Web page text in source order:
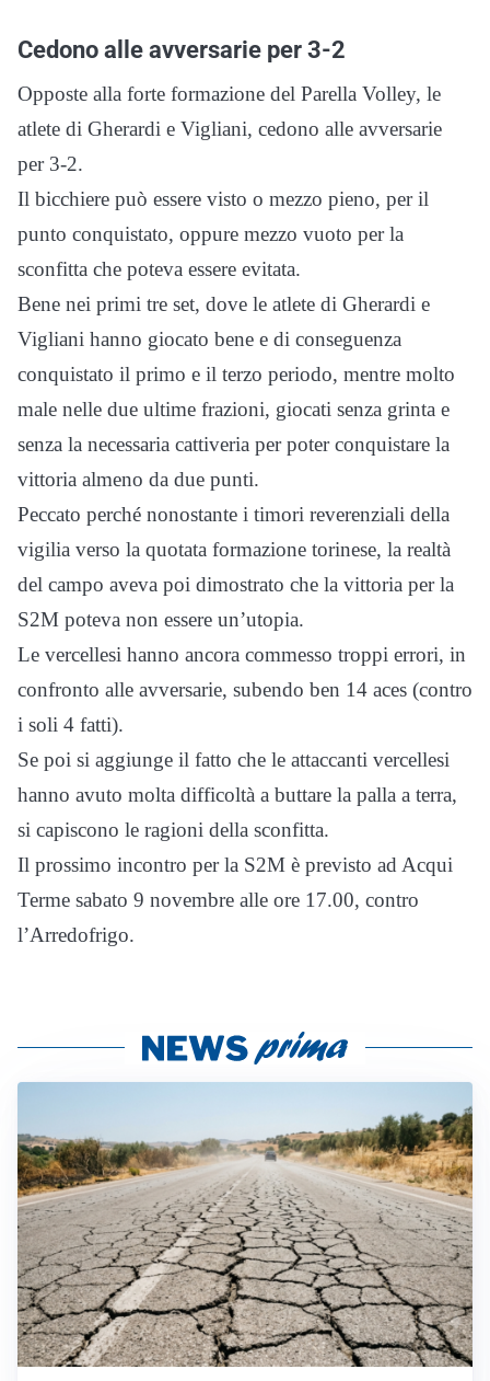
Cedono alle avversarie per 3-2
Opposte alla forte formazione del Parella Volley, le
atlete di Gherardi e Vigliani, cedono alle avversarie
per 3-2.
Il bicchiere può essere visto o mezzo pieno, per il
punto conquistato, oppure mezzo vuoto per la
sconfitta che poteva essere evitata.
Bene nei primi tre set, dove le atlete di Gherardi e
Vigliani hanno giocato bene e di conseguenza
conquistato il primo e il terzo periodo, mentre molto
male nelle due ultime frazioni, giocati senza grinta e
senza la necessaria cattiveria per poter conquistare la
vittoria almeno da due punti.
Peccato perché nonostante i timori reverenziali della
vigilia verso la quotata formazione torinese, la realtà
del campo aveva poi dimostrato che la vittoria per la
S2M poteva non essere un’utopia.
Le vercellesi hanno ancora commesso troppi errori, in
confronto alle avversarie, subendo ben 14 aces (contro
i soli 4 fatti).
Se poi si aggiunge il fatto che le attaccanti vercellesi
hanno avuto molta difficoltà a buttare la palla a terra,
si capiscono le ragioni della sconfitta.
Il prossimo incontro per la S2M è previsto ad Acqui
Terme sabato 9 novembre alle ore 17.00, contro
l’Arredofrigo.